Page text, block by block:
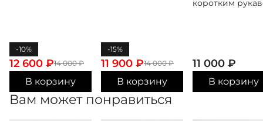
-10%
14 000₽
12 600 ₽
В корзину
-15%
14 000₽
11 900 ₽
В корзину
коротким
11 000 ₽
В корзину
Вам может понравиться